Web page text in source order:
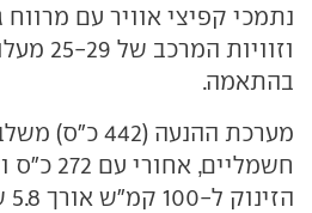
בהתאמה.
מערכת ההנעה